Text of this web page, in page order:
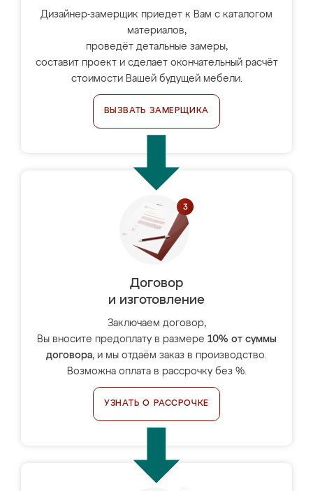
Дизайнер-замерщик приедет к Вам с каталогом
материалов,
проведёт детальные замеры,
составит проект и сделает окончательный расчёт
стоимости Вашей будущей мебели.
ВЫЗВАТЬ ЗАМЕРЩИКА
Договор
и изготовление
Заключаем договор,
Вы вносите предоплату в размере 10% от суммы
договора, и мы отдаём заказ в производство.
Возможна оплата в рассрочку без %.
УЗНАТЬ О РАССРОЧКЕ